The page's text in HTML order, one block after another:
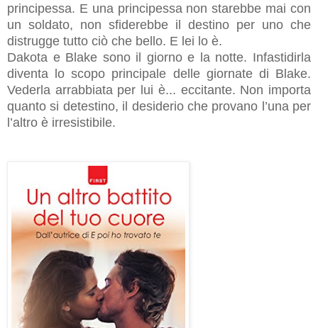
principessa. E una principessa non starebbe mai con
un soldato, non sfiderebbe il destino per uno che
distrugge tutto ciò che bello. E lei lo è.
Dakota e Blake sono il giorno e la notte. Infastidirla
diventa lo scopo principale delle giornate di Blake.
Vederla arrabbiata per lui è... eccitante. Non importa
quanto si detestino, il desiderio che provano l’una per
l’altro è irresistibile.